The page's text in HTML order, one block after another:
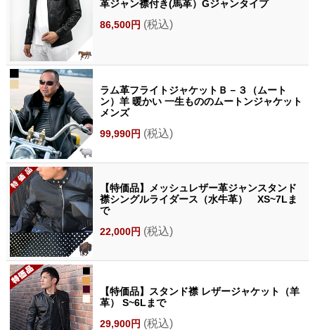
革ジャン襟付き(馬革）Gジャンタイプ
86,500円 (税込)
ラム革フライトジャケットＢ－３（ムート
ン）羊 暖かい 一生もののムートンジャケット
メンズ
99,990円 (税込)
【特価品】メッシュレザー革ジャンスタンド
襟シングルライダース（水牛革） XS~7Lま
で
22,000円 (税込)
【特価品】スタンド襟 レザージャケット（羊
革） S~6Lまで
29,900円 (税込)